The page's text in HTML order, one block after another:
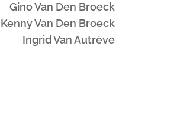
Gino Van Den Broeck
Kenny Van Den Broeck
Ingrid Van Autrève